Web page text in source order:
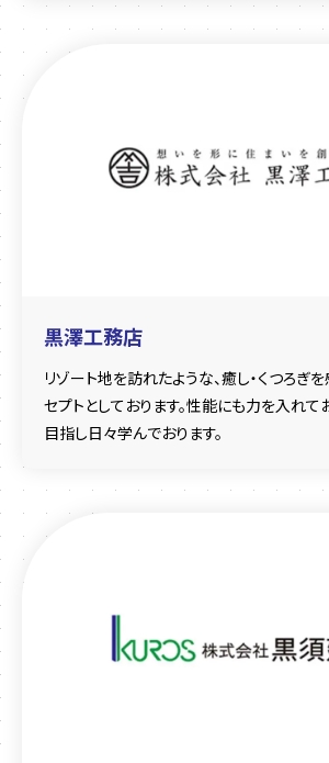
黒澤工務店
リゾート地を訪れたような、癒し・くつろぎ
セプトとしております。性能にも力を入れて
目指し日々学んでおります。